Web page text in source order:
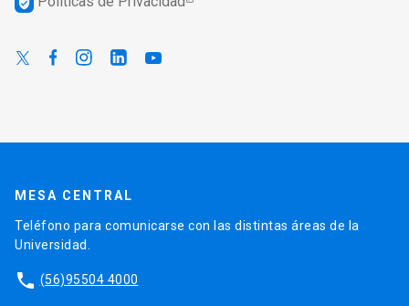
verified_user
MESA CENTRAL
Teléfono para comunicarse con las distintas áreas de la
Universidad.
phone (56)95504 4000